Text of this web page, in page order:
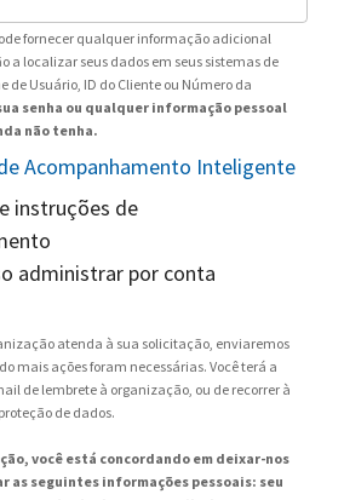
fornecer qualquer informação adicional
a localizar seus dados em seus sistemas de
de Usuário, ID do Cliente ou Número da
senha ou qualquer informação pessoal
não tenha.
Acompanhamento Inteligente
instruções de
administrar por conta
atenda à sua solicitação, enviaremos
mais ações foram necessárias. Você terá a
de lembrete à organização, ou de recorrer à
de dados.
você está concordando em deixar-nos
as seguintes informações pessoais: seu